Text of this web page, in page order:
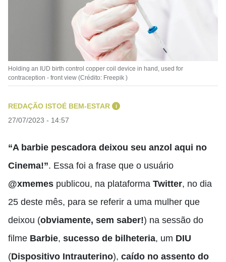
Holding an IUD birth control copper coil device in hand, used for
contraception - front view (Crédito: Freepik )
REDAÇÃO ISTOÉ BEM-ESTAR i
27/07/2023 - 14:57
“A barbie pescadora deixou seu anzol aqui no
Cinema!”. Essa foi a frase que o usuário
@xmemes publicou, na plataforma Twitter, no dia
25 deste mês, para se referir a uma mulher que
deixou (obviamente, sem saber!) na sessão do
filme Barbie, sucesso de bilheteria, um DIU
(Dispositivo Intrauterino), caído no assento do